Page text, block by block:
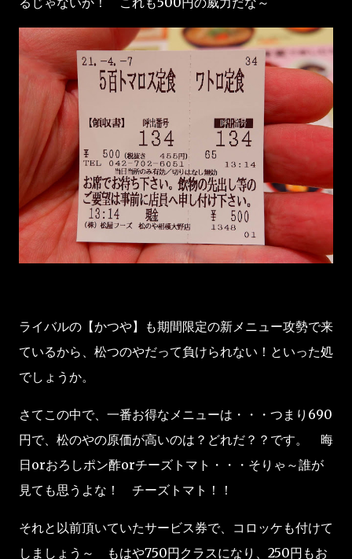
ライバルの【かつや】も期間限定の新メニュー攻勢で来
ているから、松つのやだって負けられない！といった処
でしょうか。
さてこの中で、一番お得なメニューは・・・つまり690
円で、松のやの原価が高いのは？どれだ？？です。 晦
日orおろしポン酢orチーズトマト・・・そりゃ～誰が
見ても思うよな！ チーズトマト！！
それと以前頂いていたサービス券で、コロッケも付けて
しましょう～ もはや750円クラスになり、250円もお